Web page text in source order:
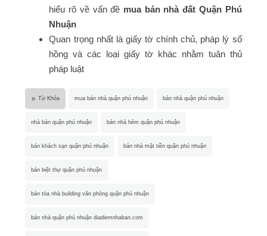
hiểu rõ về vấn đề mua bán nhà đất Quận Phú
Nhuận
Quan trọng nhất là giấy tờ chính chủ, pháp lý sổ
hồng và các loại giấy tờ khác nhằm tuân thủ
pháp luật
Từ Khóa mua bán nhà quận phú nhuận bán nhà quận phú nhuận
nhà bán quận phú nhuận bán nhà hẻm quận phú nhuận
bán khách sạn quận phú nhuận bán nhà mặt tiền quận phú nhuận
bán biệt thự quận phú nhuận
bán tòa nhà building văn phòng quận phú nhuận
bán nhà quận phú nhuận diadiemnhaban.com